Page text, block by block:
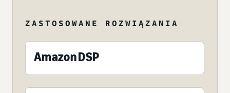
ZASTOSOWANE ROZWIĄZANIA
Amazon DSP